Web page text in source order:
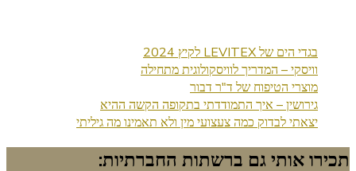
בגדי הים של LEVITEX לקיץ 2024
וויסקי – המדריך לוויסקולוגית מתחילה
מוצרי הטיפוח של ד"ר דבור
גירושין – איך התמודדתי בתקופה הקשה ההיא
יצאתי לבדוק כמה צעצועי מין ולא תאמינו מה גיליתי
תכירו אותי גם ברשתות החברתיות: